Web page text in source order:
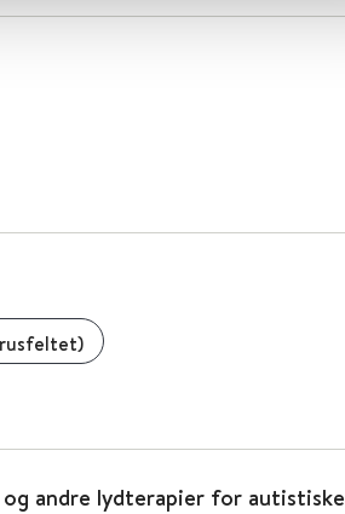
rusfeltet)
andre lydterapier for autistiske